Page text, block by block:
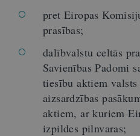
pret Eiropas
prasības;
dalībvalstu celtās
Savienības Padomi
tiesību aktiem
aizsardzības
aktiem, ar kuriem
izpildes pilnvaras;